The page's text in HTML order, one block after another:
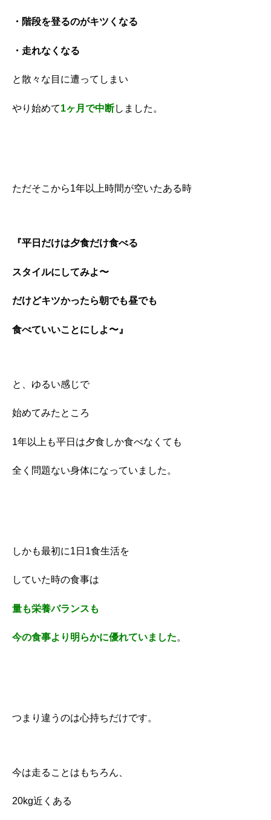
・階段を登るのがキツくなる
・走れなくなる
と散々な目に遭ってしまい
やり始めて1ヶ月で中断しました。
ただそこから1年以上時間が空いたある時
『平日だけは夕食だけ食べる
スタイルにしてみよ〜
だけどキツかったら朝でも昼でも
食べていいことにしよ〜』
と、ゆるい感じで
始めてみたところ
1年以上も平日は夕食しか食べなくても
全く問題ない身体になっていました。
しかも最初に1日1食生活を
していた時の食事は
量も栄養バランスも
今の食事より明らかに優れていました。
つまり違うのは心持ちだけです。
今は走ることはもちろん、
20kg近くある